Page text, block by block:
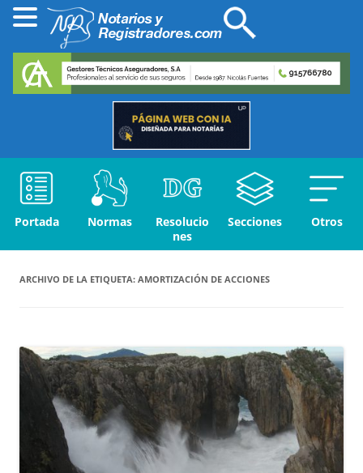
Portada Normas
Resolucio
nes
Secciones Otros
ARCHIVO DE LA ETIQUETA: AMORTIZACIÓN DE ACCIONES